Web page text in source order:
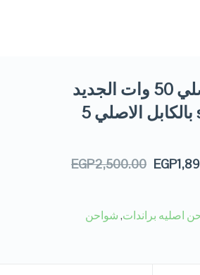
شاحن سامسونج الاصلي 50 وات الجديد
super fast charge 2.0 بالكابل الاصلي 5
EGP2,500.00 EGP
اصليه براندات,شواحن